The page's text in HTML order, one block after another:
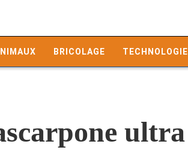
BRICOLAGE TECHNOLOGIE
ultra